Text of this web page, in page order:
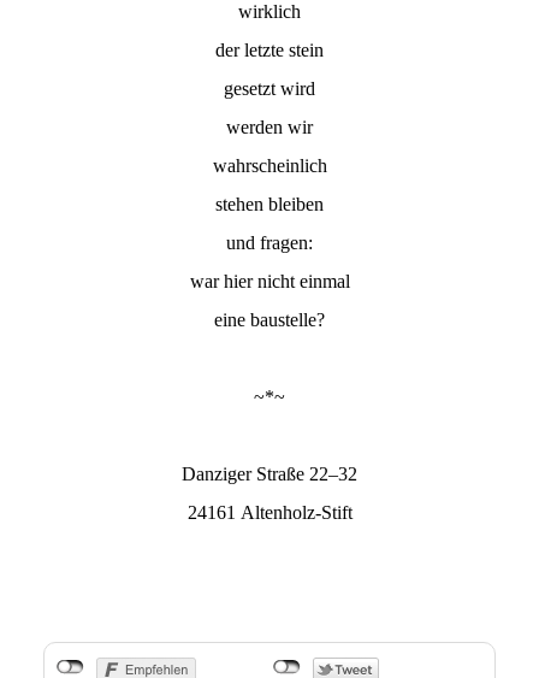
wirklich
der letzte stein
gesetzt wird
werden wir
wahrscheinlich
stehen bleiben
und fragen:
war hier nicht einmal
eine baustelle?
~*~
Danziger Straße 22–32
24161 Altenholz-Stift